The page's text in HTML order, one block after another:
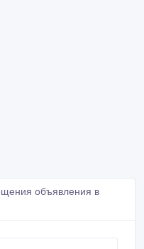
объявления в